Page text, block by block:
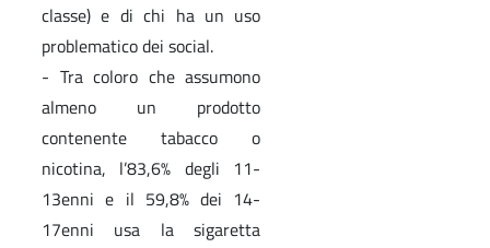
classe) e di chi ha un uso
problematico dei social.
- Tra coloro che assumono
almeno un prodotto
contenente tabacco o
nicotina, l’83,6% degli 11-
13enni e il 59,8% dei 14-
17enni usa la sigaretta